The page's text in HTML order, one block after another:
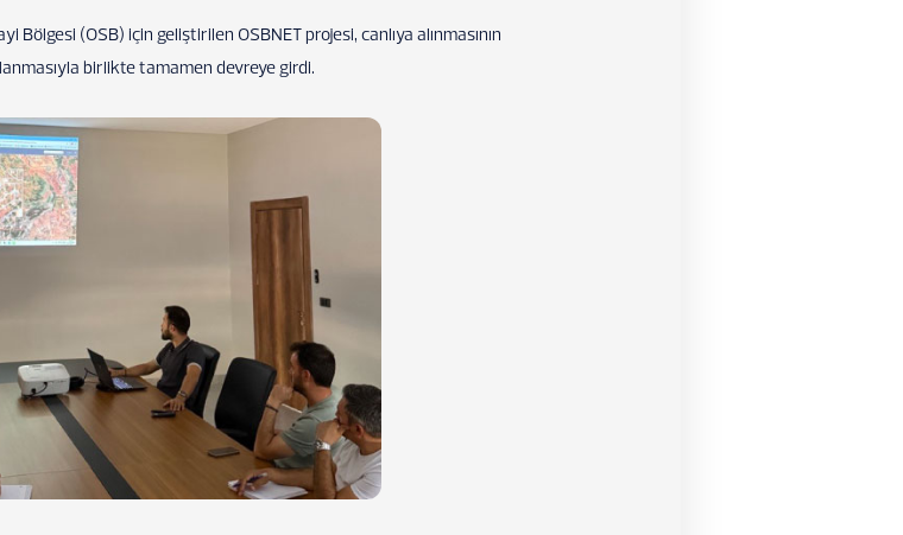
(OSB) için geliştirilen OSBNET projesi, canlıya alınmasının
birlikte tamamen devreye girdi.